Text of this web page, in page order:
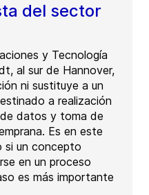
del sector
y Tecnología
al sur de Hannover,
ni sustituye a un
a realización
datos y toma de
Es en este
si un concepto
en un proceso
es más importante